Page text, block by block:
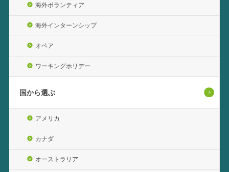
海外ボランティア
海外インターンシップ
オペア
ワーキングホリデー
国から選ぶ
アメリカ
カナダ
オーストラリア